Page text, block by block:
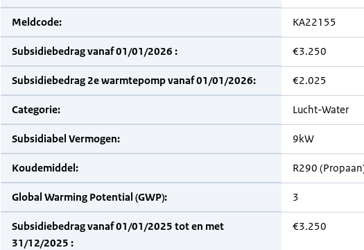
Meldcode: KA22155
Subsidiebedrag vanaf 01/01/2026 : €3.250
Subsidiebedrag 2e warmtepomp vanaf 01/01/2026: €2.025
Categorie: Lucht-Water
Subsidiabel Vermogen: 9kW
Koudemiddel: R290
Global Warming Potential (GWP): 3
Subsidiebedrag vanaf 01/01/2025 tot en met
31/12/2025 :
€3.250